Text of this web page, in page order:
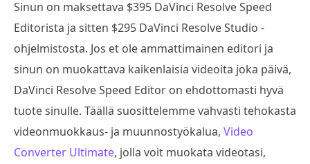
Sinun on maksettava $395 DaVinci Resolve Speed
Editorista ja sitten $295 DaVinci Resolve Studio -
ohjelmistosta. Jos et ole ammattimainen editori ja
sinun on muokattava kaikenlaisia videoita joka päivä,
DaVinci Resolve Speed Editor on ehdottomasti hyvä
tuote sinulle. Täällä suosittelemme vahvasti tehokasta
videonmuokkaus- ja muunnostyökalua, Video
Converter Ultimate, jolla voit muokata videotasi,